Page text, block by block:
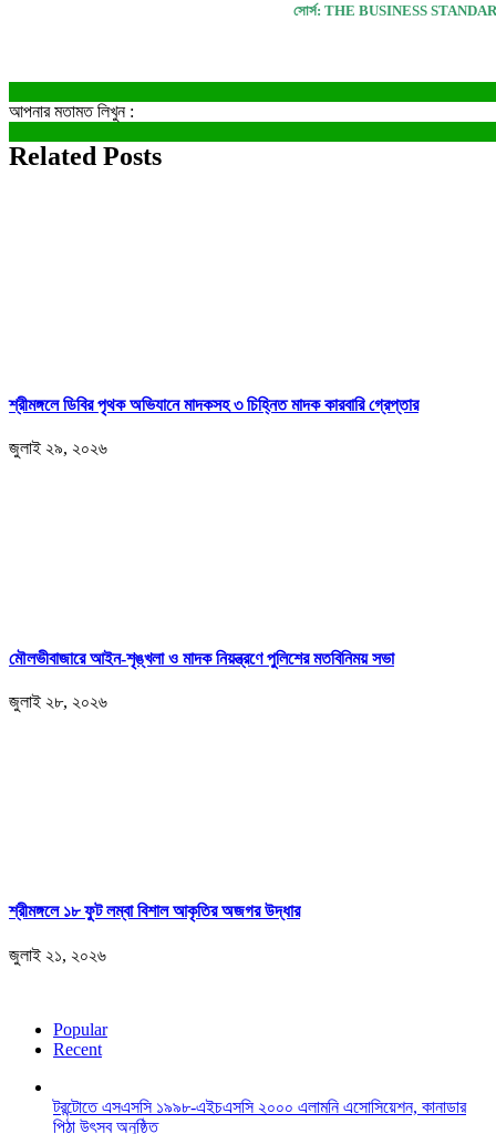
সোর্স: THE BUSINESS
আপনার মতামত লিখুন :
Related Posts
শ্রীমঙ্গলে ডিবির পৃথক অভিযানে মাদকসহ ৩ চিহ্নিত মাদক কারবারি গ্রেপ্তার
জুলাই ২৯, ২০২৬
মৌলভীবাজারে আইন-শৃঙ্খলা ও মাদক নিয়ন্ত্রণে পুলিশের মতবিনিময় সভা
জুলাই ২৮, ২০২৬
শ্রীমঙ্গলে ১৮ ফুট লম্বা বিশাল আকৃতির অজগর উদ্ধার
জুলাই ২১, ২০২৬
Popular
Recent
টরন্টোতে এসএসসি ১৯৯৮-এইচএসসি ২০০০ এলামনি এসোসিয়েশন, কানাডার
পিঠা উৎসব অনুষ্ঠিত